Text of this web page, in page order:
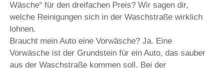
Wäsche“ für den dreifachen Preis? Wir sagen dir,
welche Reinigungen sich in der Waschstraße wirklich
lohnen.
Braucht mein Auto eine Vorwäsche? Ja. Eine
Vorwäsche ist der Grundstein für ein Auto, das sauber
aus der Waschstraße kommen soll. Bei der